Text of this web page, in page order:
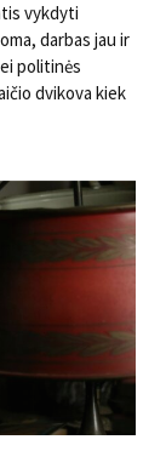
vykdyti
darbas jau ir
politinės
dvikova kiek